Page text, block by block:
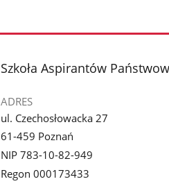
stopka
Szkoła Aspirantów
ADRES
ul. Czechosłowacka 27
61-459 Poznań
NIP 783-10-82-949
Regon 000173433